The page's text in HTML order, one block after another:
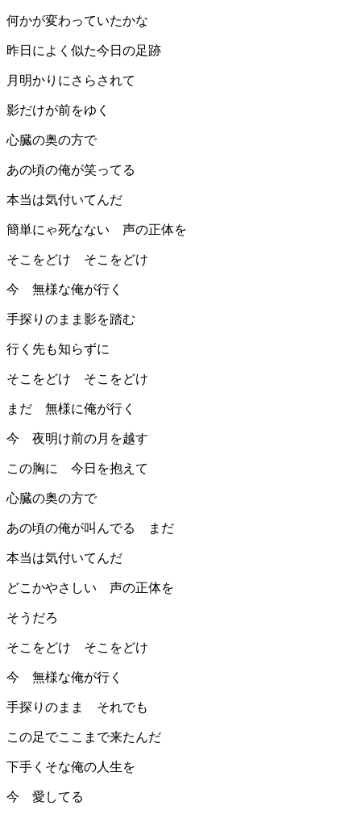
何かが変わっていたかな
昨日によく似た今日の足跡
月明かりにさらされて
影だけが前をゆく
心臓の奥の方で
あの頃の俺が笑ってる
本当は気付いてんだ
簡単にゃ死なない 声の正体を
そこをどけ そこをどけ
今 無様な俺が行く
手探りのまま影を踏む
行く先も知らずに
そこをどけ そこをどけ
まだ 無様に俺が行く
今 夜明け前の月を越す
この胸に 今日を抱えて
心臓の奥の方で
あの頃の俺が叫んでる まだ
本当は気付いてんだ
どこかやさしい 声の正体を
そうだろ
そこをどけ そこをどけ
今 無様な俺が行く
手探りのまま それでも
この足でここまで来たんだ
下手くそな俺の人生を
今 愛してる